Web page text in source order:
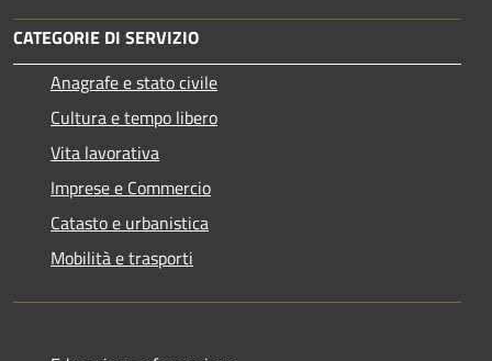
CATEGORIE DI SERVIZIO
Anagrafe e stato civile
Cultura e tempo libero
Vita lavorativa
Imprese e Commercio
Catasto e urbanistica
Mobilità e trasporti